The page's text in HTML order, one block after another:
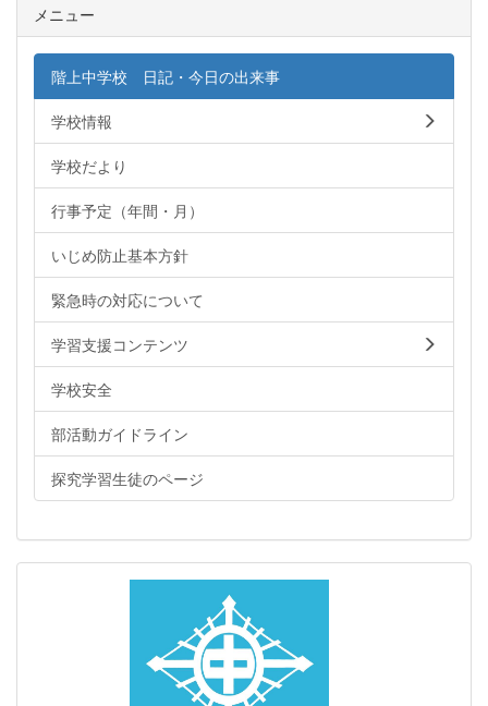
メニュー
階上中学校 日記・今日の出来事
学校情報
学校だより
行事予定（年間・月）
いじめ防止基本方針
緊急時の対応について
学習支援コンテンツ
学校安全
部活動ガイドライン
探究学習生徒のページ